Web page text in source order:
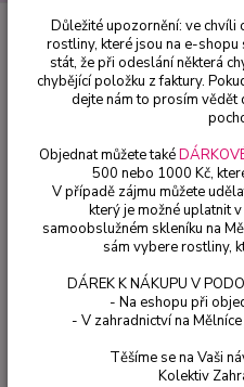
Trvalky Zvonek bílý
Zvonek bílý
Clips White) - 1
Důležité upozornění: ve chvíli
rostliny, které jsou na e-
stát, že při odeslání některá
chybějící položku z faktury.
dejte nám to prosím vědět
Objednat můžete také
500 nebo 1000 Kč,
V případě zájmu můžete
který je možné uplatnit
samoobslužném skleníku na
sám vybere rostliny,
DÁREK K NÁKUPU V
- Na eshopu při
- V zahradnictví na
Těšíme se na Vaši
Kolektiv